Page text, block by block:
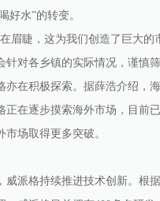
好水”的转变。
睫，这为我们创造了巨大的
针对各乡镇的实际情况，谨慎
积极探索。据薛浩介绍，海
逐步摸索海外市场，目前已
场取得更多突破。
格持续推进技术创新。根据